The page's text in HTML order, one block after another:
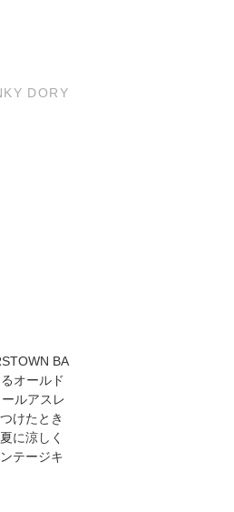
DORY
BA
オールド
ルアスレ
けたとき
に涼しく
テージキ